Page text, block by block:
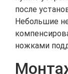
после
Небольшие
ножками